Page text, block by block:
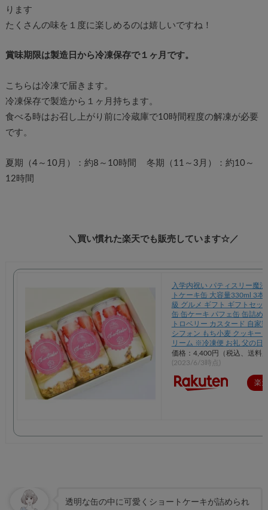
ります
たくさんの味を１度に楽しめるのは嬉しいですね！
賞味期限は製造日から冷凍保存で１ヶ月です。
こちらは冷凍で届きます。
冷凍保存で製造から１ヶ月持ちます。
食べる時はお召し上がり前に冷蔵庫で10時間程度の解凍が必要
です。
夏期（4～10月）：約8～10時間 冬期（11～3月）：約10～
12時間
＼買い慣れた楽天でも販売しています☆／
入学内祝い パティスリー魔
トケーキ缶 大容量330ml 3本
級 グルメ ギフト ギフトセッ
缶 缶ケーキ パフェ缶 缶詰め
トロベリー カスタード 自家
シフォン もち小麦 クッキー
リーム ※冷凍便 お礼 父の日
価格：4,400円（税込、送料
(2023/6/3時点)
楽
透明な缶の中に可愛くショートケーキが詰められ